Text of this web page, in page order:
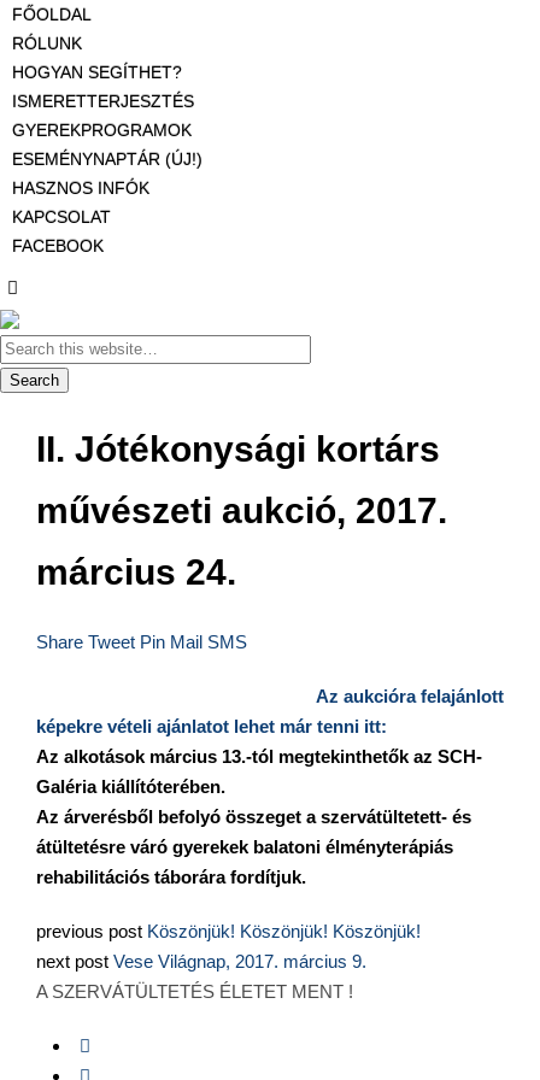
FŐOLDAL
RÓLUNK
HOGYAN SEGÍTHET?
ISMERETTERJESZTÉS
GYEREKPROGRAMOK
ESEMÉNYNAPTÁR (ÚJ!)
HASZNOS INFÓK
KAPCSOLAT
FACEBOOK
II. Jótékonysági kortárs
művészeti aukció, 2017.
március 24.
Share Tweet Pin Mail SMS
Az aukcióra felajánlott
képekre vételi ajánlatot lehet már tenni itt:
Az alkotások március 13.-tól megtekinthetők az SCH-
Galéria kiállítóterében.
Az árverésből befolyó összeget a szervátültetett- és
átültetésre váró gyerekek balatoni élményterápiás
rehabilitációs táborára fordítjuk.
previous post Köszönjük! Köszönjük! Köszönjük!
next post Vese Világnap, 2017. március 9.
A SZERVÁTÜLTETÉS ÉLETET MENT !